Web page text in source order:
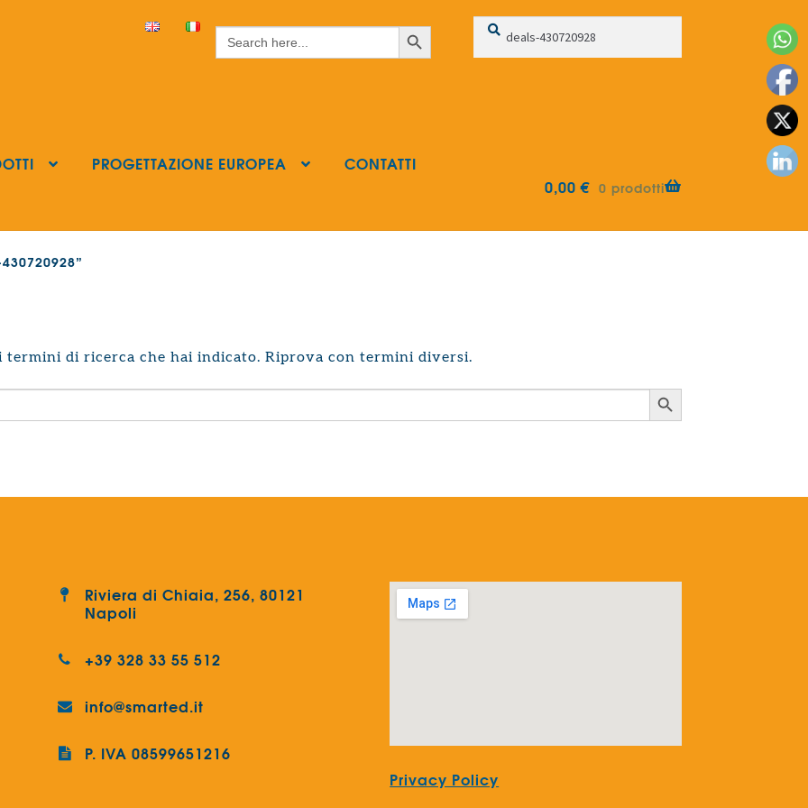
Search
for:
Search Button Cerca:
Cerca
PROGETTAZIONE EUROPEA
CONTATTI
0,00€ 0 prodotti
termini di ricerca che hai indicato. Riprova con termini diversi.
Search Button
Riviera di Chiaia, 256, 80121
Napoli
+39 328 33 55 512
info@smarted.it
P. IVA 08599651216
Privacy Policy